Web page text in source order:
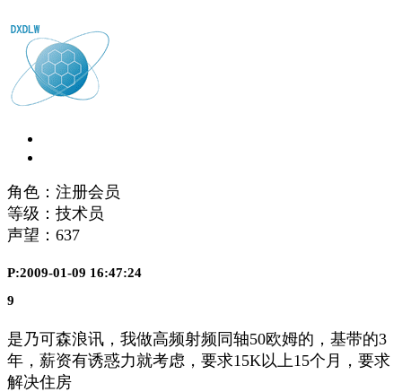
角色：注册会员
等级：技术员
声望： 637
P:2009-01-09 16:47:24
9
是乃可森浪讯，我做高频射频同轴50欧姆的，基带的3
年，薪资有诱惑力就考虑，要求15K以上15个月，要求
解决住房